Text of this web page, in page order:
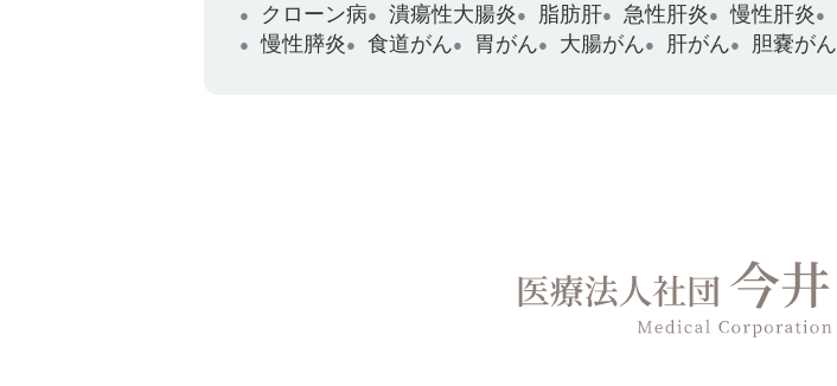
クローン病
潰瘍性大腸炎 脂肪肝 急性肝炎 慢性肝炎
慢性膵炎
食道がん 胃がん 大腸がん 肝がん 胆嚢がん